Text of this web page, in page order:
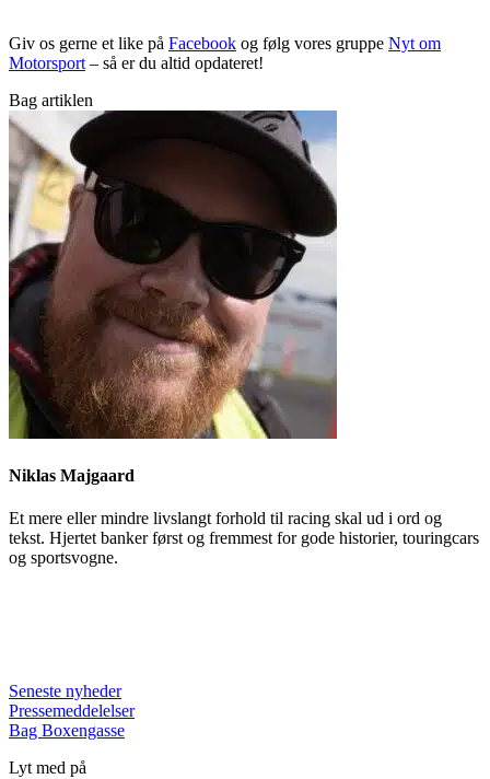
Giv os gerne et like på Facebook og følg vores gruppe Nyt om
Motorsport – så er du altid opdateret!
Bag artiklen
Niklas Majgaard
Et mere eller mindre livslangt forhold til racing skal ud i ord og
tekst. Hjertet banker først og fremmest for gode historier, touringcars
og sportsvogne.
Seneste nyheder
Pressemeddelelser
Bag Boxengasse
Lyt med på